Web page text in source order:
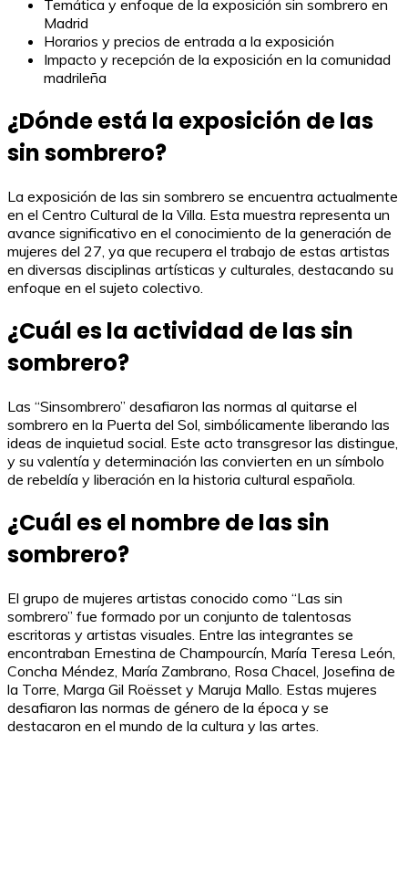
Temática y enfoque de la exposición sin sombrero en
Madrid
Horarios y precios de entrada a la exposición
Impacto y recepción de la exposición en la comunidad
madrileña
¿Dónde está la exposición de las
sin sombrero?
La exposición de las sin sombrero se encuentra actualmente
en el Centro Cultural de la Villa. Esta muestra representa un
avance significativo en el conocimiento de la generación de
mujeres del 27, ya que recupera el trabajo de estas artistas
en diversas disciplinas artísticas y culturales, destacando su
enfoque en el sujeto colectivo.
¿Cuál es la actividad de las sin
sombrero?
Las “Sinsombrero” desafiaron las normas al quitarse el
sombrero en la Puerta del Sol, simbólicamente liberando las
ideas de inquietud social. Este acto transgresor las distingue,
y su valentía y determinación las convierten en un símbolo
de rebeldía y liberación en la historia cultural española.
¿Cuál es el nombre de las sin
sombrero?
El grupo de mujeres artistas conocido como “Las sin
sombrero” fue formado por un conjunto de talentosas
escritoras y artistas visuales. Entre las integrantes se
encontraban Ernestina de Champourcín, María Teresa León,
Concha Méndez, María Zambrano, Rosa Chacel, Josefina de
la Torre, Marga Gil Roësset y Maruja Mallo. Estas mujeres
desafiaron las normas de género de la época y se
destacaron en el mundo de la cultura y las artes.